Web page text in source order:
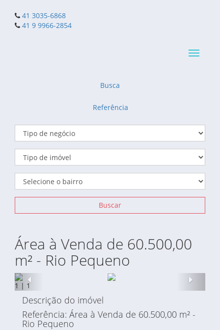
41 3035-6868
41 9 9966-2854
Busca
Referência
Buscar
Área à Venda de 60.500,00
m² - Rio Pequeno
Anterior
1 | 1
Descrição do imóvel
Referência: Área à Venda de 60.500,00 m² -
Rio Pequeno